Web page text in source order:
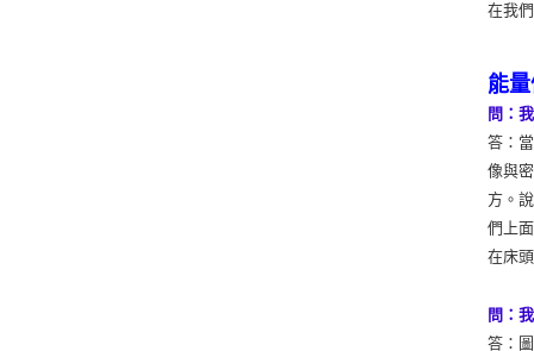
在我
能
問：
答：
像與
方。
們上
在床
問：
答：